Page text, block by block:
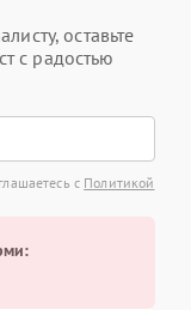
оставьте
с радостью
с Политикой